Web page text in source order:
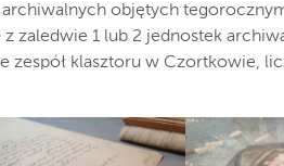
archiwalnych objętych
zaledwie 1 lub 2 jednostek
zespół klasztoru w Czortkowie,